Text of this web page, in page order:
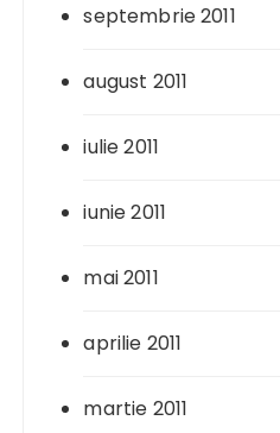
septembrie 2011
august 2011
iulie 2011
iunie 2011
mai 2011
aprilie 2011
martie 2011